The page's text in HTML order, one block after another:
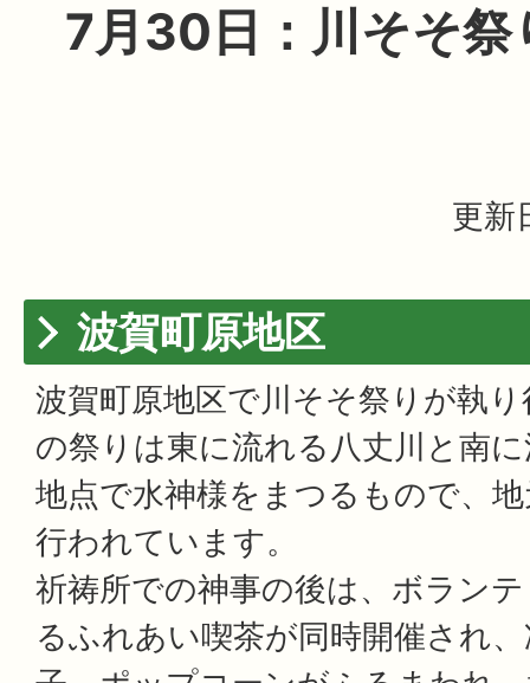
7月30日：川そそ祭
更新
波賀町原地区
波賀町原地区で川そそ祭りが執
の祭りは東に流れる八丈川と南
地点で水神様をまつるもので、
行われています。
祈祷所での神事の後は、ボラン
るふれあい喫茶が同時開催され